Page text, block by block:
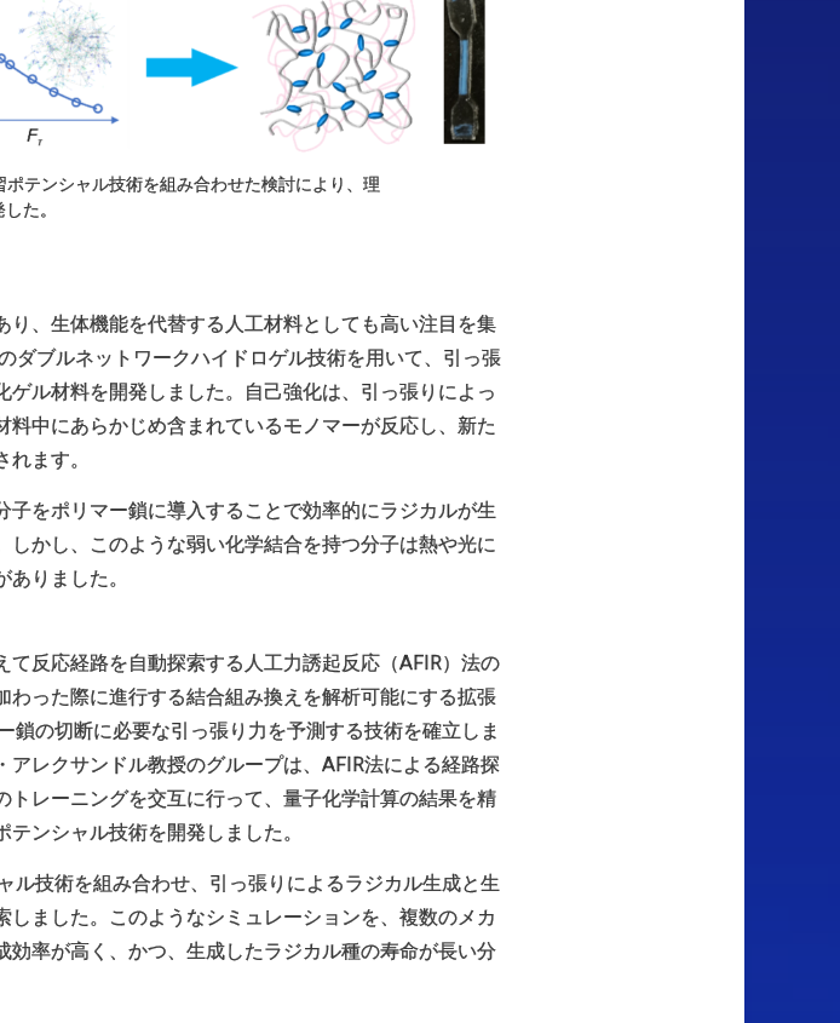
テンシャル技術を組み合わせた検討により、理
た。
、生体機能を代替する人工材料としても高い注目を集
ダブルネットワークハイドロゲル技術を用いて、引っ張
ル材料を開発しました。自己強化は、引っ張りによっ
中にあらかじめ含まれているモノマーが反応し、新た
ます。
をポリマー鎖に導入することで効率的にラジカルが生
かし、このような弱い化学結合を持つ分子は熱や光に
りました。
反応経路を自動探索する人工力誘起反応（AFIR）法の
った際に進行する結合組み換えを解析可能にする拡張
鎖の切断に必要な引っ張り力を予測する技術を確立しま
レクサンドル教授のグループは、AFIR法による経路探
レーニングを交互に行って、量子化学計算の結果を精
ンシャル技術を開発しました。
ル技術を組み合わせ、引っ張りによるラジカル生成と生
ました。このようなシミュレーションを、複数のメカ
率が高く、かつ、生成したラジカル種の寿命が長い分